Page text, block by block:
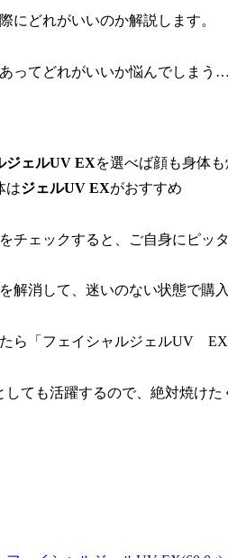
にどれがいいのか解説します。
ってどれがいいか悩んでしまう
ジェルUV EXを選べば顔も身体
はジェルUV EXがおすすめ
チェックすると、ご自身にピッ
解消して、迷いのない状態で購
ら「フェイシャルジェルUV EX
ても活躍するので、絶対焼けた